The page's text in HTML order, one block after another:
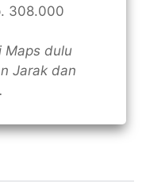
308.000
Maps dulu
Jarak dan